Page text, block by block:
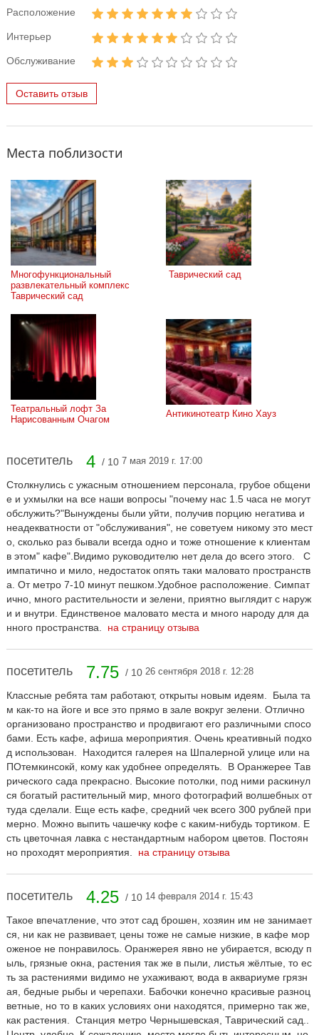
Расположение
Интерьер
Обслуживание
Оставить отзыв
Места поблизости
Многофункциональный
развлекательный комплекс
Таврический сад
Таврический сад
Театральный лофт За
Нарисованным Очагом
Антикинотеатр Кино Хауз
посетитель 4 / 10 7 мая 2019 г. 17:00
Столкнулись с ужасным отношением персонала, грубое общени
е и ухмылки на все наши вопросы "почему нас 1.5 часа не могут
обслужить?"Вынуждены были уйти, получив порцию негатива и
неадекватности от "обслуживания", не советуем никому это мест
о, сколько раз бывали всегда одно и тоже отношение к клиентам
в этом" кафе".Видимо руководителю нет дела до всего этого. С
импатично и мило, недостаток опять таки маловато пространств
а. От метро 7-10 минут пешком.Удобное расположение. Симпат
ично, много растительности и зелени, приятно выглядит с наруж
и и внутри. Единственое маловато места и много народу для да
нного пространства. на страницу отзыва
посетитель 7.75 / 10 26 сентября 2018 г. 12:28
Классные ребята там работают, открыты новым идеям. Была та
м как-то на йоге и все это прямо в зале вокруг зелени. Отлично
организовано пространство и продвигают его различными спосо
бами. Есть кафе, афиша мероприятия. Очень креативный подхо
д использован. Находится галерея на Шпалерной улице или на
ПОтемкинсокй, кому как удобнее определять. В Оранжерее Тав
рического сада прекрасно. Высокие потолки, под ними раскинул
ся богатый растительный мир, много фотографий волшебных от
туда сделали. Еще есть кафе, средний чек всего 300 рублей при
мерно. Можно выпить чашечку кофе с каким-нибудь тортиком. Е
сть цветочная лавка с нестандартным набором цветов. Постоян
но проходят мероприятия. на страницу отзыва
посетитель 4.25 / 10 14 февраля 2014 г. 15:43
Такое впечатление, что этот сад брошен, хозяин им не занимает
ся, ни как не развивает, цены тоже не самые низкие, в кафе мор
оженое не понравилось. Оранжерея явно не убирается, всюду п
ыль, грязные окна, растения так же в пыли, листья жёлтые, то ес
ть за растениями видимо не ухаживают, вода в аквариуме грязн
ая, бедные рыбы и черепахи. Бабочки конечно красивые разноц
ветные, но то в каких условиях они находятся, примерно так же,
как растения. Станция метро Чернышевская, Таврический сад..